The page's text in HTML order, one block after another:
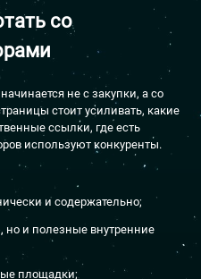
со
не с закупки, а со
стоит усиливать, какие
ссылки, где есть
используют конкуренты.
и содержательно;
но и полезные внутренние
площадки;